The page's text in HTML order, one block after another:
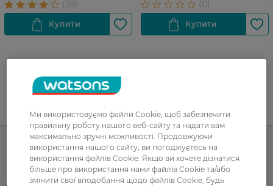
UA RU
Каталог
Ми використовуємо файли Cookie, щоб забезпечити
правильну роботу нашого веб-сайту та надати вам
максимально зручні можливості. Продовжуючи
використання нашого сайту, ви погоджуєтесь на
використання файлів Cookie. Якщо ви хочете дізнатися
більше про використання нами файлів Cookie та/або
змінити свої вподобання щодо файлів Cookie, будь